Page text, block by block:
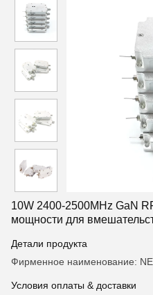
10W 2400-2500MHz GaN
мощности для
Детали продукта
Фирменное наименование:
Условия оплаты & доставки